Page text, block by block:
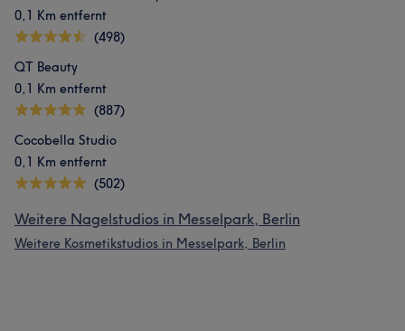
0,1 Km entfernt
(498)
QT Beauty
0,1 Km entfernt
(887)
Cocobella Studio
0,1 Km entfernt
(502)
Weitere Nagelstudios in Messelpark, Berlin
Weitere Kosmetikstudios in Messelpark, Berlin